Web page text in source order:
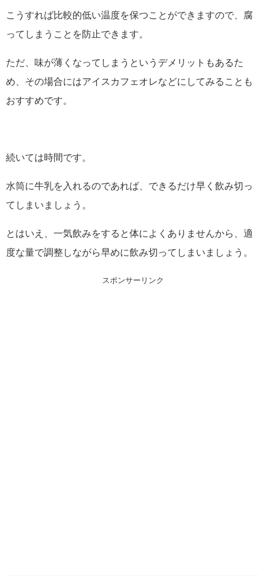
こうすれば比較的低い温度を保つことができますので、腐
ってしまうことを防止できます。
ただ、味が薄くなってしまうというデメリットもあるた
め、その場合にはアイスカフェオレなどにしてみることも
おすすめです。
続いては時間です。
水筒に牛乳を入れるのであれば、できるだけ早く飲み切っ
てしまいましょう。
とはいえ、一気飲みをすると体によくありませんから、適
度な量で調整しながら早めに飲み切ってしまいましょう。
スポンサーリンク